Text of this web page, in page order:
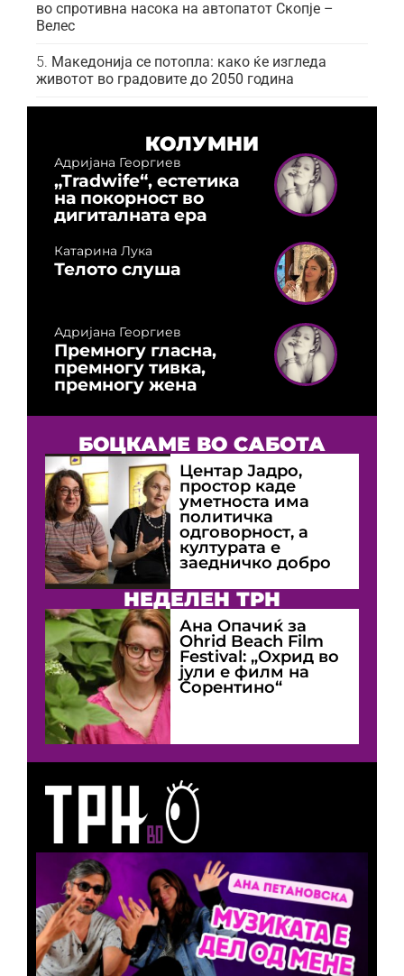
во спротивна насока на автопатот Скопје –
Велес
Македонија се потопла: како ќе изгледа
животот во градовите до 2050 година
КОЛУМНИ
Адријана Георгиев
„Tradwife“, естетика
на покорност во
дигиталната ера
Катарина Лука
Телото слуша
Адријана Георгиев
Премногу гласна,
премногу тивка,
премногу жена
БОЦКАМЕ ВО САБОТА
Центар Јадро,
простор каде
уметноста има
политичка
одговорност, а
културата е
заедничко добро
НЕДЕЛЕН ТРН
Ана Опачиќ за
Оhrid Beach Film
Festival: „Охрид во
јули е филм на
Сорентино“